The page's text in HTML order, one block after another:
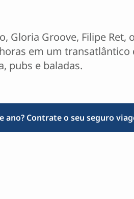
Groove, Filipe Ret,
em um transatlântico
pubs e baladas.
Contrate o seu seguro